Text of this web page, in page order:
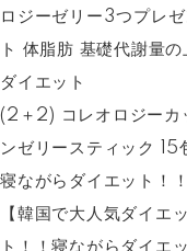
ロジーゼリー3つプレ
ト 体脂肪 基礎代謝量
ダイエット
(2＋2) コレオロジーカ
ンゼリースティック
寝ながらダイエット！
【韓国で大人気ダイエ
ト！！寝ながらダイエ